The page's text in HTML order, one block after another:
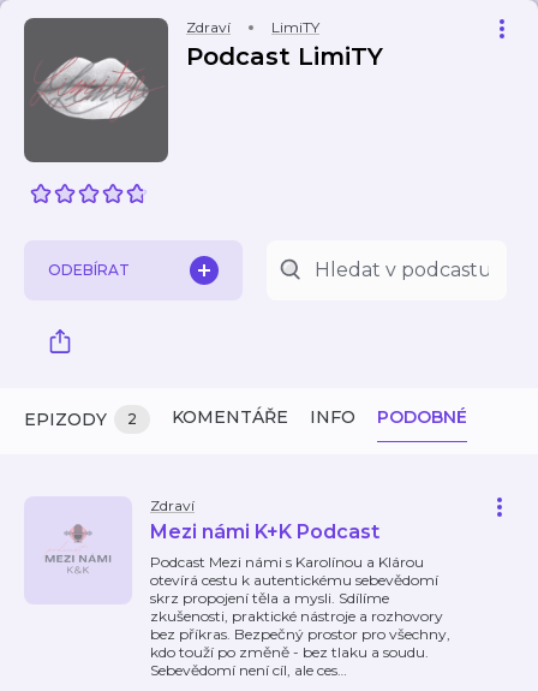
Zdraví LimiTY
Podcast LimiTY
ODEBÍRAT
EPIZODY 2 KOMENTÁŘE INFO PODOBNÉ
Zdraví
Mezi námi K+K Podcast
Podcast Mezi námi s Karolínou a Klárou
otevírá cestu k autentickému sebevědomí
skrz propojení těla a mysli. Sdílíme
zkušenosti, praktické nástroje a rozhovory
bez příkras. Bezpečný prostor pro všechny,
kdo touží po změně - bez tlaku a soudu.
Sebevědomí není cíl, ale ces…